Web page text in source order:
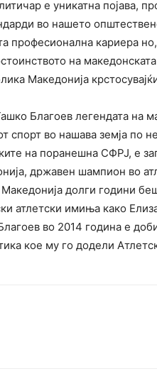
е уникатна појава,
во нашето
професионална кариера
на
Македонија
Благоев легендата на
спорт во нашава земја по
на поранешна СФРЈ, е
државен шампион во
Македонија долги години
атлетски имиња како
во 2014 година е
кое му го додели